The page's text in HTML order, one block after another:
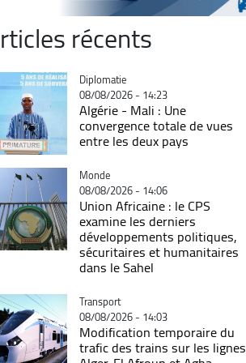
récents
Catégorie
Diplomatie
08/08/2026 - 14:23
Algérie - Mali : Une
convergence totale de vues
entre les deux pays
Catégorie
Monde
08/08/2026 - 14:06
Union Africaine : le CPS
examine les derniers
développements politiques,
sécuritaires et humanitaires
dans le Sahel
Catégorie
Transport
08/08/2026 - 14:03
Modification temporaire du
trafic des trains sur les lignes